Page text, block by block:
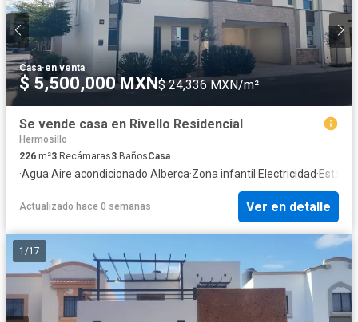
Casa·en venta
$ 5,500,000 MXN$ 24,336 MXN/m²
Se vende casa en Rivello Residencial
Hermosillo
226 m²3 Recámaras3 BañosCasa
·Agua·Aire acondicionado·Alberca·Zona infantil ·Electricidad·
Actualizado hace 0 semanas Ver en detalle
1 /17